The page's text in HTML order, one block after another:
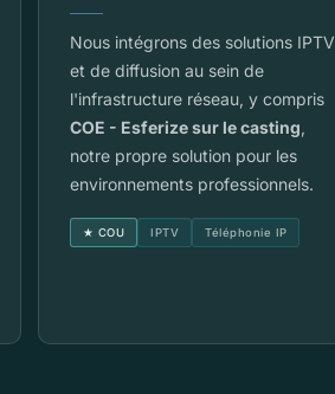
Nous intégrons des solutions IPTV
et de diffusion au sein de
l'infrastructure réseau, y compris
COE - Esferize sur le casting,
notre propre solution pour les
environnements professionnels.
★ COU IPTV Téléphonie IP